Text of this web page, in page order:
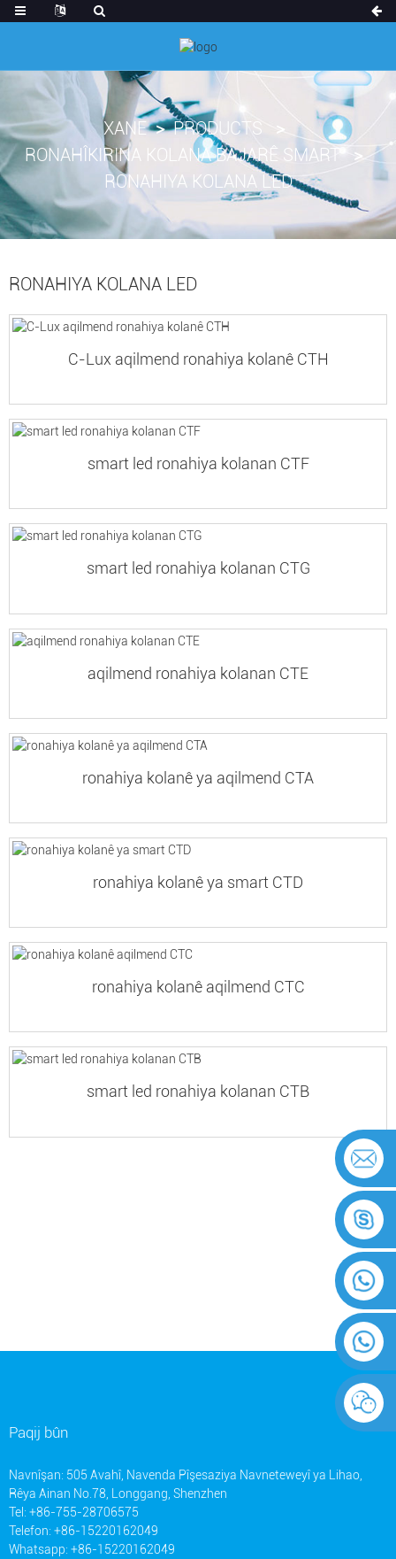
XANE
PRODUCTS
RONAHÎKIRINA KOLANA BAJARÊ SMART
RONAHIYA KOLANA LED
RONAHIYA KOLANA LED
C-Lux aqilmend ronahiya kolanê CTH
smart led ronahiya kolanan CTF
smart led ronahiya kolanan CTG
aqilmend ronahiya kolanan CTE
ronahiya kolanê ya aqilmend CTA
ronahiya kolanê ya smart CTD
ronahiya kolanê aqilmend CTC
smart led ronahiya kolanan CTB
Paqij bûn
Navnîşan: 505 Avahî, Navenda Pîşesaziya Navneteweyî ya Lihao,
Rêya Ainan No.78, Longgang, Shenzhen
Tel: +86-755-28706575
Telefon: +86-15220162049
Whatsapp: +86-15220162049